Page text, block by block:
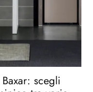
scegli